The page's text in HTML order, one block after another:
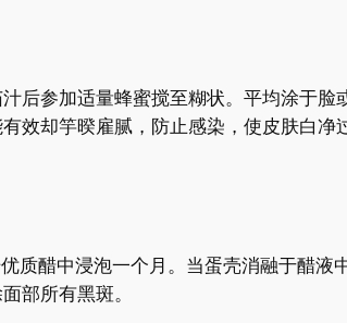
参加适量蜂蜜搅至糊状。平均涂于脸
效却竽暌雇腻，防止感染，使皮肤白净
醋中浸泡一个月。当蛋壳消融于醋液
部所有黑斑。